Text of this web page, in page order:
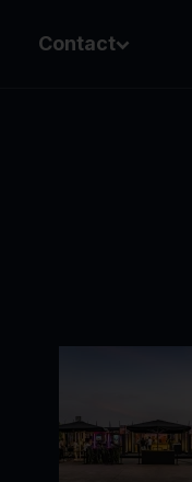
Contact